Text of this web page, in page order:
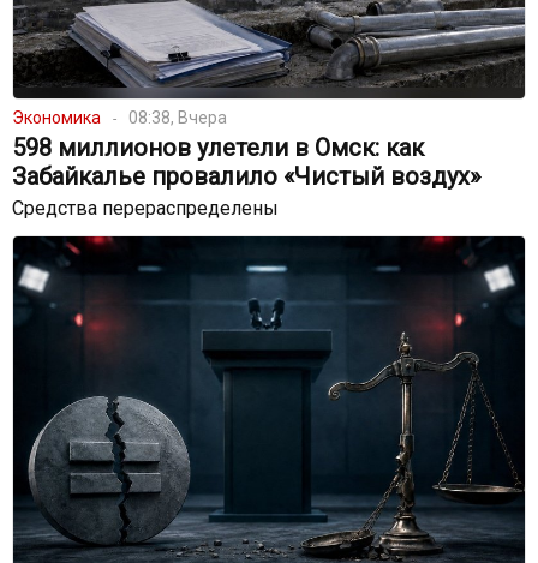
Экономика 08:38, Вчера
598 миллионов улетели в Омск: как
Забайкалье провалило «Чистый воздух»
Средства перераспределены